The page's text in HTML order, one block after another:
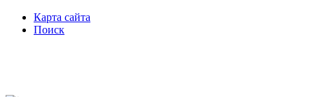
Карта сайта
Поиск